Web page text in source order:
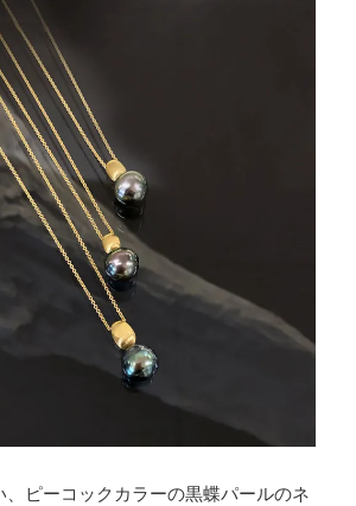
、ピーコックカラーの黒蝶パールのネ